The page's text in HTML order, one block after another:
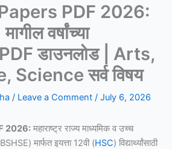
PDF 2026:
वर्षांच्या
PDF डाउनलोड | Arts,
Science सर्व विषय
/ Leave a Comment / July 6, 2026
2026: महाराष्ट्र राज्य माध्यमिक व उच्च
मार्फत इयत्ता 12वी (HSC) विद्यार्थ्यांसाठी